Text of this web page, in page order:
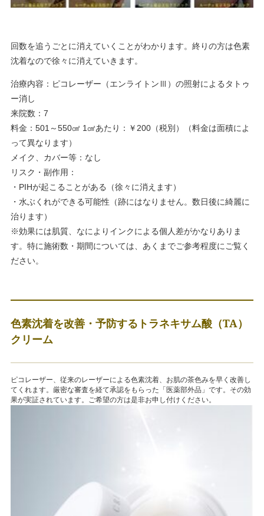
回数を追うごとに消えていくことがわかります。終りの方は色素
沈着なので徐々に消えていきます。
治療内容：ピコレーザー（エンライトンⅢ）の照射によるタトゥ
ー消し
来院数：7
料金：501～550㎠ 1㎠あたり：￥200（税別）（料金は面積によ
って異なります）
メイク、カバー等：なし
リスク・副作用：
・PIHが起こることがある（徐々に消えます）
・水ぶくれができる可能性（跡にはなりません。数日後に綺麗に
治ります）
※効果には肌質、なによりインクによる個人差がかなりありま
す。特に施術数・期間については、あくまでご参考程度にご覧く
ださい。
色素沈着を改善・予防するトラネキサム酸（TA）
クリーム
ピコレーザー、従来のレーザーによる色素沈着、お肌の茶色みを早く改善し
てくれます。厳密な審査を経て承認をもらった「医薬部外品」です。その効
果が実証されています。ご希望の方は是非お申し付けください。